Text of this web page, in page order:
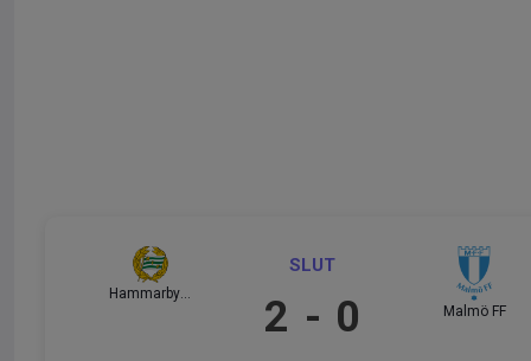
Hammarby IF
SLUT
2 - 0 Malmö FF